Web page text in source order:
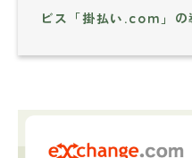
ビス「掛払い.com」の